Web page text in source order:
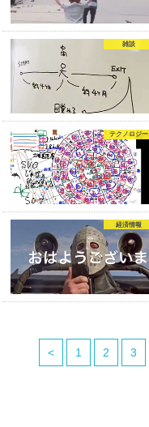
雑談
テクノロジー
経済情報
< 1 2 3